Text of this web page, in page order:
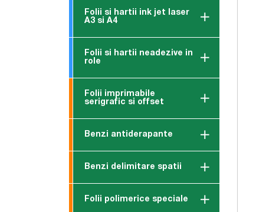
Folii si hartii ink jet laser
A3 si A4
Folii si hartii neadezive in
role
Folii imprimabile
serigrafic si offset
Benzi antiderapante
Benzi delimitare spatii
Folii polimerice speciale